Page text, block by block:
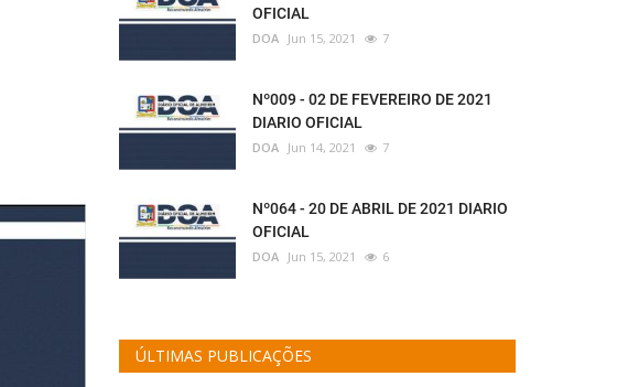
OFICIAL
DOA Jun 15, 2021 7
Nº009 - 02 DE FEVEREIRO DE 2021
DIARIO OFICIAL
DOA Jun 14, 2021 7
Nº064 - 20 DE ABRIL DE 2021 DIARIO
OFICIAL
DOA Jun 15, 2021 6
ÚLTIMAS PUBLICAÇÕES